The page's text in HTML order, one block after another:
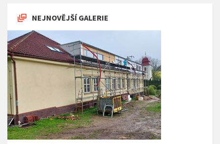
NEJNOVĚJŠÍ GALERIE